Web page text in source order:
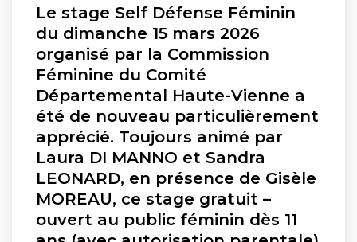
Le stage Self Défense Féminin
du dimanche 15 mars 2026
organisé par la Commission
Féminine du Comité
Départemental Haute-Vienne a
été de nouveau particulièrement
apprécié. Toujours animé par
Laura DI MANNO et Sandra
LEONARD, en présence de Gisèle
MOREAU, ce stage gratuit –
ouvert au public féminin dès 11